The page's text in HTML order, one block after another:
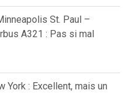
St. Paul –
A321 : Pas si mal
York : Excellent, mais un